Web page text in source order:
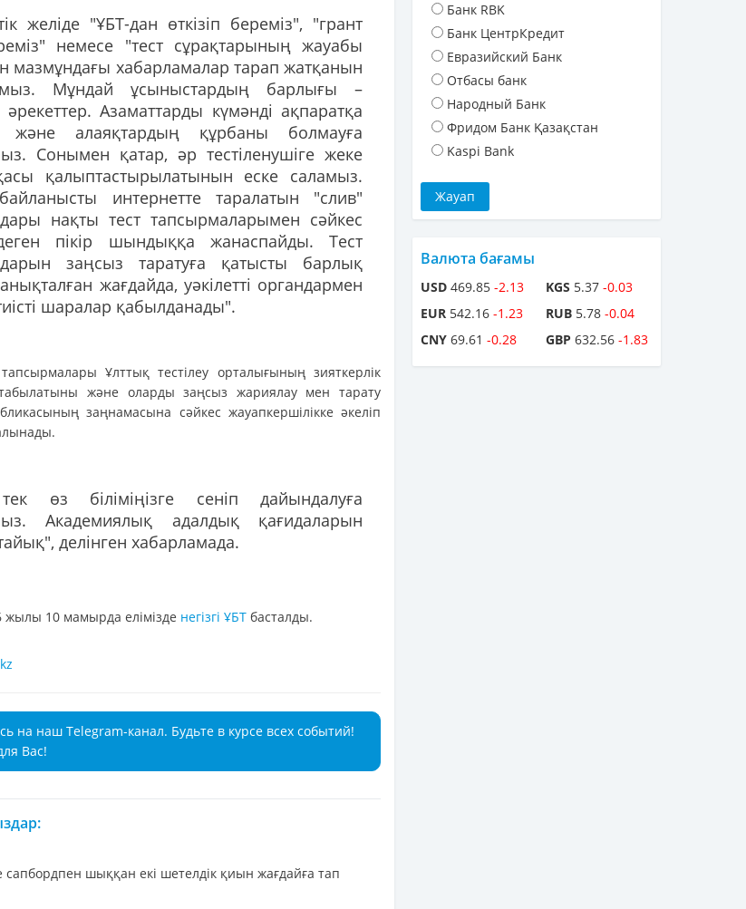
желіде "ҰБТ-дан өткізіп береміз", "грант
немесе "тест сұрақтарының жауабы
мазмұндағы хабарламалар тарап жатқанын
Мұндай ұсыныстардың барлығы –
Азаматтарды күмәнді ақпаратқа
және алаяқтардың құрбаны болмауға
Сонымен қатар, әр тестіленушіге жеке
қалыптастырылатынын еске саламыз.
интернетте таралатын "слив"
нақты тест тапсырмаларымен сәйкес
пікір шындыққа жанаспайды. Тест
заңсыз таратуға қатысты барлық
жағдайда, уәкілетті органдармен
шаралар қабылданады".
Ұлттық тестілеу орталығының зияткерлік
және оларды заңсыз жариялау мен тарату
заңнамасына сәйкес жауапкершілікке әкеліп
өз біліміңізге сеніп дайындалуға
Академиялық адалдық қағидаларын
делінген хабарламада.
жылы 10 мамырда елімізде негізгі ҰБТ басталды.
на наш Telegram-канал. Будьте в курсе всех событий!
Вас!
сапбордпен шыққан екі шетелдік қиын жағдайға тап
Банк RBK
Банк ЦентрКредит
Евразийский Банк
Отбасы банк
Народный Банк
Фридом Банк Қазақстан
Kaspi Bank
Валюта бағамы
USD 469.85 -2.13
EUR 542.16 -1.23
CNY 69.61 -0.28
KGS 5.37 -0.03
RUB 5.78 -0.04
GBP 632.56 -1.83